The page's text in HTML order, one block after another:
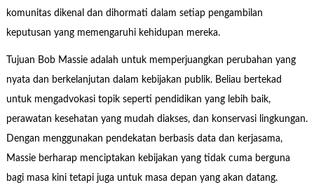
komunitas dikenal dan dihormati dalam setiap pengambilan
keputusan yang memengaruhi kehidupan mereka.
Tujuan Bob Massie adalah untuk memperjuangkan perubahan yang
nyata dan berkelanjutan dalam kebijakan publik. Beliau bertekad
untuk mengadvokasi topik seperti pendidikan yang lebih baik,
perawatan kesehatan yang mudah diakses, dan konservasi lingkungan.
Dengan menggunakan pendekatan berbasis data dan kerjasama,
Massie berharap menciptakan kebijakan yang tidak cuma berguna
bagi masa kini tetapi juga untuk masa depan yang akan datang.